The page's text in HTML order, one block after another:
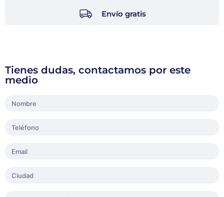
Envío gratis
Tienes dudas, contactamos por este
medio